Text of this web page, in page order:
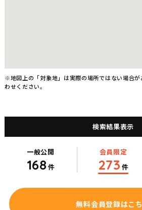
※地図上の「対象地」は実際の場所ではない場合
わせください。
検索結果表示
一般公開
168 件
会員限定
273 件
無料会員登録はこ